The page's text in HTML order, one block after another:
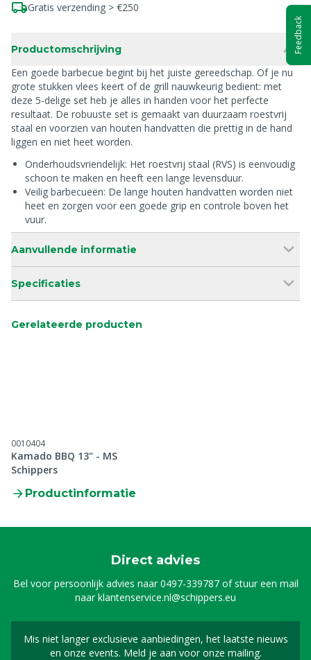
Gratis verzending > €250
Productomschrijving
Een goede barbecue begint bij het juiste gereedschap. Of je nu
grote stukken vlees keert of de grill nauwkeurig bedient: met
deze 5-delige set heb je alles in handen voor het perfecte
resultaat. De robuuste set is gemaakt van duurzaam roestvrij
staal en voorzien van houten handvatten die prettig in de hand
liggen en niet heet worden.
Onderhoudsvriendelijk: Het roestvrij staal (RVS) is eenvoudig
schoon te maken en heeft een lange levensduur.
Veilig barbecueën: De lange houten handvatten worden niet
heet en zorgen voor een goede grip en controle boven het
vuur.
Aanvullende informatie
Specificaties
Gerelateerde producten
0010404
Kamado BBQ 13" - MS
Schippers
Productinformatie
Direct advies
Bel voor persoonlijk advies naar0497-339787of stuur een mail
naarklantenservice.nl@schippers.eu
Mis niet langer exclusieve aanbiedingen, het laatste nieuws
en onze events. Meld je aan voor onze mailing.
Schrijf je in voor onze
Feedback